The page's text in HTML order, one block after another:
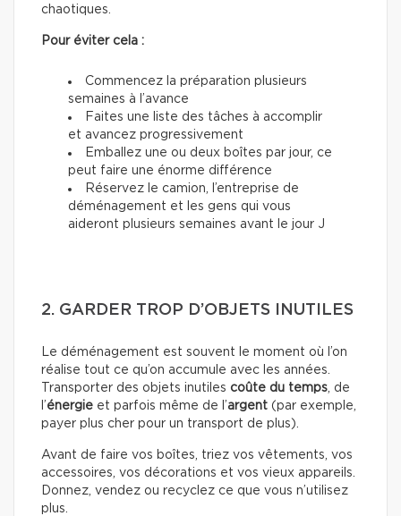
chaotiques.
Pour éviter cela :
Commencez la préparation plusieurs
semaines à l’avance
Faites une liste des tâches à accomplir
et avancez progressivement
Emballez une ou deux boîtes par jour, ce
peut faire une énorme différence
Réservez le camion, l’entreprise de
déménagement et les gens qui vous
aideront plusieurs semaines avant le jour J
2. GARDER TROP D’OBJETS INUTILES
Le déménagement est souvent le moment où l’on
réalise tout ce qu’on accumule avec les années.
Transporter des objets inutiles coûte du temps, de
l’énergie et parfois même de l’argent (par exemple,
payer plus cher pour un transport de plus).
Avant de faire vos boîtes, triez vos vêtements, vos
accessoires, vos décorations et vos vieux appareils.
Donnez, vendez ou recyclez ce que vous n’utilisez
plus.